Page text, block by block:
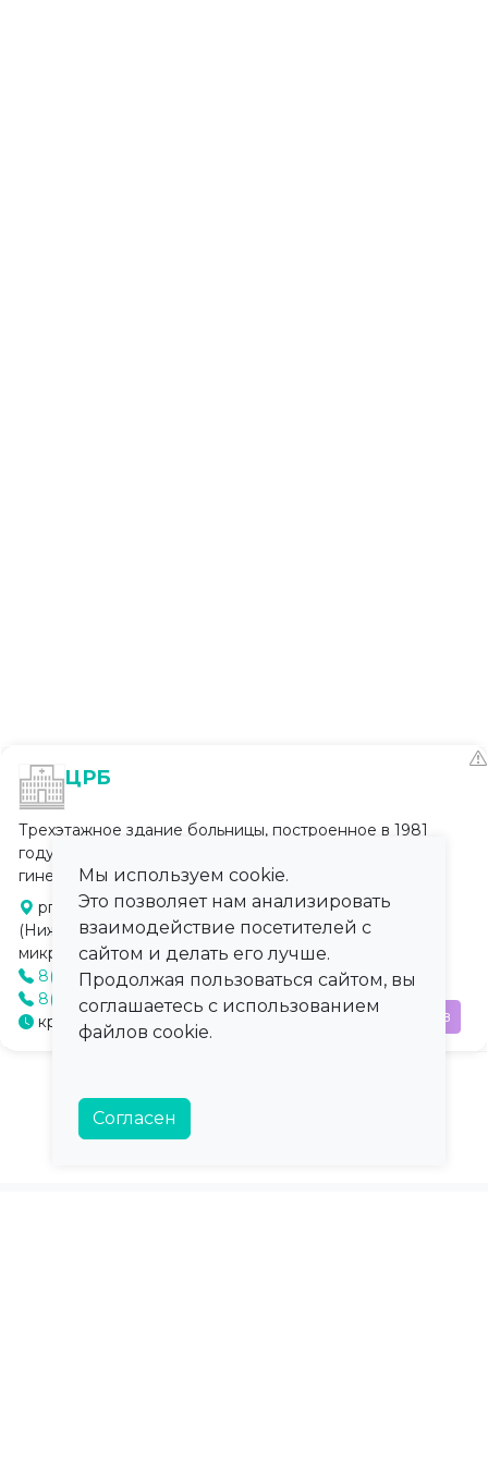
ЦРБ
Трехэтажное здание больницы, построенное в 1981
году. Включает 6 отделений: терапевтическое,
гинекологическое, хирургиче...
рп Большое Мурашкино
(Нижегородская область), 5
микрорайон, д. 16
8(831-67) 5-12-33
8(831-67) 5-10-67
круглосуточно
Отзыв
Мы используем cookie.
Это позволяет нам анализировать
взаимодействие посетителей с
сайтом и делать его лучше.
Продолжая пользоваться сайтом, вы
соглашаетесь с использованием
файлов cookie.
Согласен